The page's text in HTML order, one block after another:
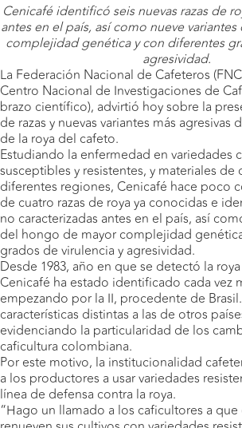
Cenicafé identificó seis nuevas razas de
antes en el país, así como nueve
complejidad genética y con diferentes
agresividad.
La Federación Nacional de Cafeteros
Centro Nacional de Investigaciones de
brazo científico), advirtió hoy sobre la
de razas y nuevas variantes más agresivas
de la roya del cafeto.
Estudiando la enfermedad en variedades
susceptibles y resistentes, y materiales de
diferentes regiones, Cenicafé hace poco
de cuatro razas de roya ya conocidas e
no caracterizadas antes en el país, así
del hongo de mayor complejidad
grados de virulencia y agresividad.
Desde 1983, año en que se detectó la
Cenicafé ha estado identificado cada vez
empezando por la II, procedente de
características distintas a las de otros
evidenciando la particularidad de los
caficultura colombiana.
Por este motivo, la institucionalidad
a los productores a usar variedades
línea de defensa contra la roya.
“Hago un llamado a los caficultores a que